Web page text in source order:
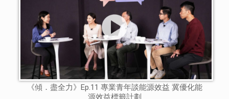
《傾．盡全力》Ep.11 專業青年談能源效益 冀優化能
源效益標籤計劃